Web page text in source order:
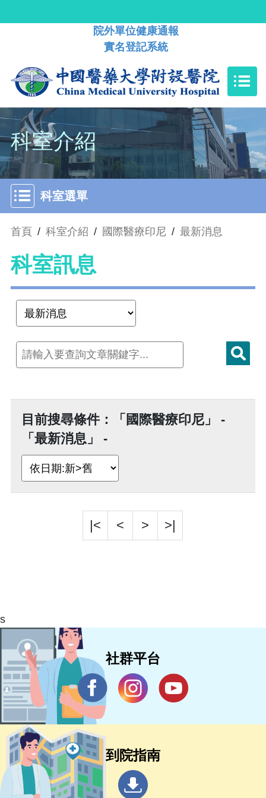
院外單位健康通報
實名登記系統
科室介紹
科室選單
首頁 / 科室介紹 / 國際醫療印尼 / 最新消息
科室訊息
目前搜尋條件：「國際醫療印尼」 -
「最新消息」 -
|< < > >|
s
社群平台
到院指南